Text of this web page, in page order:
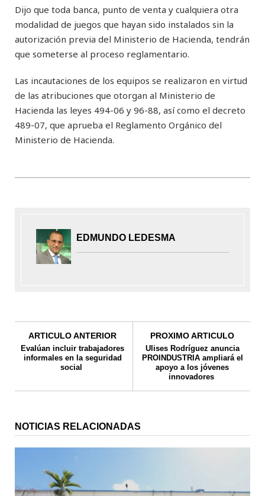
Dijo que toda banca, punto de venta y cualquiera otra
modalidad de juegos que hayan sido instalados sin la
autorización previa del Ministerio de Hacienda, tendrán
que someterse al proceso reglamentario.
Las incautaciones de los equipos se realizaron en virtud
de las atribuciones que otorgan al Ministerio de
Hacienda las leyes 494-06 y 96-88, así como el decreto
489-07, que aprueba el Reglamento Orgánico del
Ministerio de Hacienda.
EDMUNDO LEDESMA
ARTICULO ANTERIOR
Evalúan incluir trabajadores
informales en la seguridad
social
PROXIMO ARTICULO
Ulises Rodríguez anuncia
PROINDUSTRIA ampliará el
apoyo a los jóvenes
innovadores
NOTICIAS RELACIONADAS